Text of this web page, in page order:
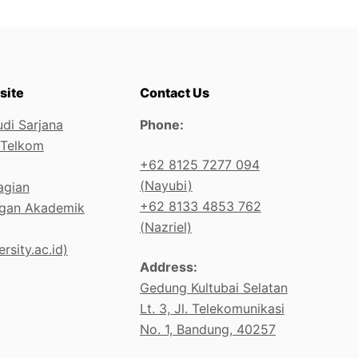
Sarjana
Akademik
Contact Us
Phone:
+62 8125 7277 094
(Nayubi)
+62 8133 4853 762
(Nazriel)
Address:
Gedung Kultubai Selatan
Lt. 3, Jl. Telekomunikasi
No. 1, Bandung, 40257